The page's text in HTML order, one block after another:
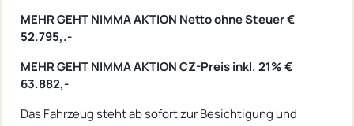
MEHR GEHT NIMMA AKTION Netto ohne Steuer €
52.795,.-
MEHR GEHT NIMMA AKTION CZ-Preis inkl. 21% €
63.882,-
Das Fahrzeug steht ab sofort zur Besichtigung und